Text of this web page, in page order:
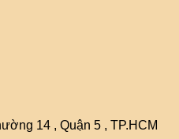
14 , Quận 5 , TP.HCM